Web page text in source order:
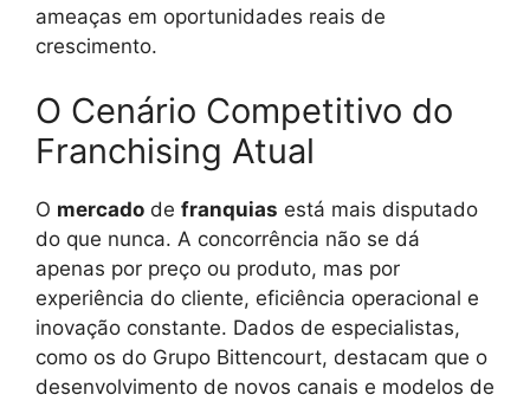
ameaças em oportunidades reais de
crescimento.
O Cenário Competitivo do
Franchising Atual
O mercado de franquias está mais disputado
do que nunca. A concorrência não se dá
apenas por preço ou produto, mas por
experiência do cliente, eficiência operacional e
inovação constante. Dados de especialistas,
como os do Grupo Bittencourt, destacam que o
desenvolvimento de novos canais e modelos de